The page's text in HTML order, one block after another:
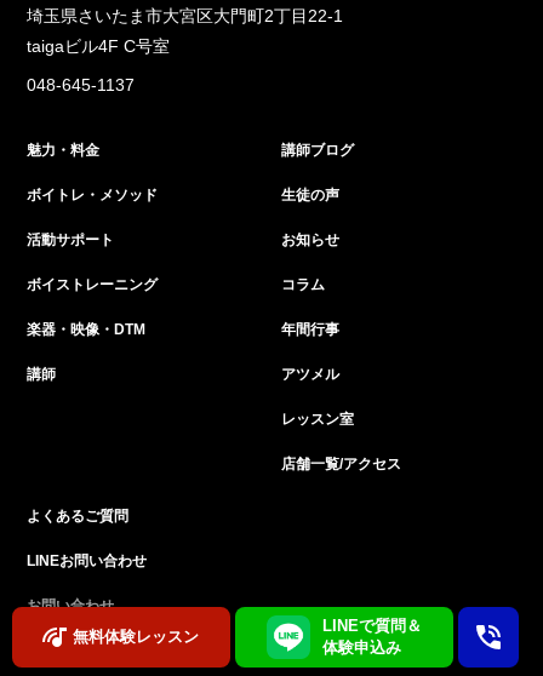
無料体験レッスン
LINEで質問＆
体験申込み
埼玉県さいたま市大宮区大門町2丁目22-1
taigaビル4F C号室
048-645-1137
魅力・料金
ボイトレ・メソッド
活動サポート
ボイストレーニング
楽器・映像・DTM
講師
講師ブログ
生徒の声
お知らせ
コラム
年間行事
アツメル
レッスン室
店舗一覧/アクセス
よくあるご質問
LINEお問い合わせ
お問い合わせ
採用情報